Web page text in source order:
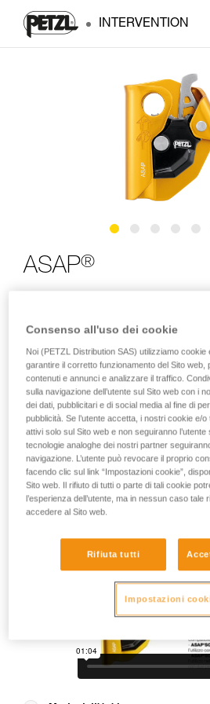
INTERVENTION
ASAP®
le cadute, ASAP vi supporta nel
lavoratori in quota. Nell’utilizzo
fune, il dispositivo si muove
utilizzato. In caso di caduta o
(superiore a due metri al secondo),
sulla fune e vi arresta. In base alle
un assorbitore di energia
lavorare comodamente a maggiore
fune.
Consenso all'uso dei cookie
Noi (PETZL Distribution SAS) utilizziamo cookie
garantire il corretto funzionamento del Sito
contenuti e annunci e analizzare il traffico.
sulla navigazione dell’utente sul Sito web con i
dei dati, pubblicitari e di social media al fine di
pubblicità. Se l’utente accetta, i nostri cookie e/
attivi solo sul Sito web e non seguiranno
tecnologie analoghe dei nostri partner
navigazione. L’utente può revocare il proprio
facendo clic sul link “Impostazioni cookie”,
Sito web. Il rifiuto di tutti o parte di tali cookie
l’esperienza dell’utente, ma in nessun caso tale
accedere al Sito web.
Rifiuta tutti
Impostazioni